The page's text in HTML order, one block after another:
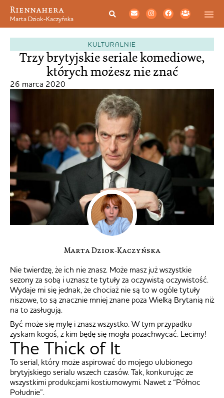
Riennahera
Marta Dziok-Kaczyńska
KULTURALNIE
Trzy brytyjskie seriale komediowe,
których możesz nie znać
26 marca 2020
Marta Dziok-Kaczyńska
Nie twierdzę, że ich nie znasz. Może masz już wszystkie
sezony za sobą i uznasz te tytuły za oczywistą oczywistość.
Wydaje mi się jednak, że chociaż nie są to w ogóle tytuły
niszowe, to są znacznie mniej znane poza Wielką Brytanią niż
na to zasługują.
Być może się mylę i znasz wszystko. W tym przypadku
zyskam kogoś, z kim będę się mogła pozachwycać. Lecimy!
The Thick of It
To serial, który może aspirować do mojego ulubionego
brytyjskiego serialu wszech czasów. Tak, konkurując ze
wszystkimi produkcjami kostiumowymi. Nawet z “Północ
Południe”.